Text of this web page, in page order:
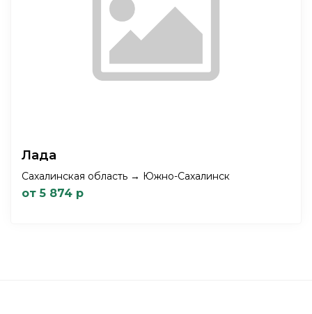
Лада
Сахалинская область → Южно-Сахалинск
от 5 874 р